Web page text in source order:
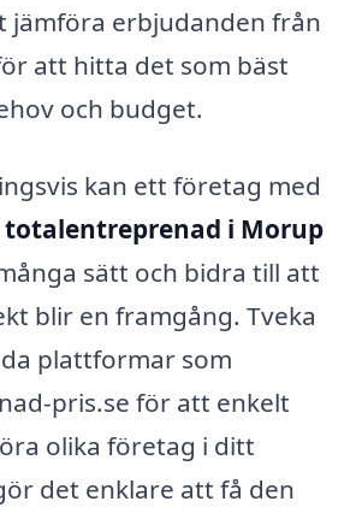
jämföra erbjudanden från
att hitta det som bäst
och budget.
kan ett företag med
totalentreprenad i Morup
sätt och bidra till att
blir en framgång. Tveka
plattformar som
pris.se för att enkelt
olika företag i ditt
det enklare att få den